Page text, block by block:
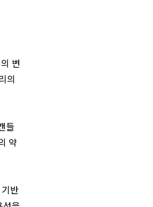
변
의
들
약
반